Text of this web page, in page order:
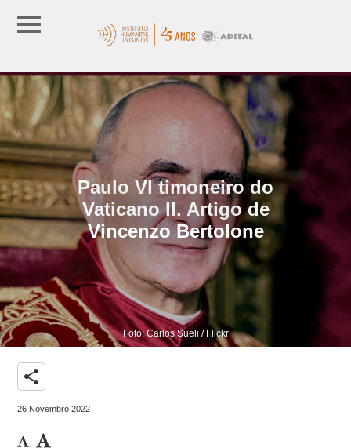
Paulo VI timoneiro do
Vaticano II. Artigo de
Vincenzo Bertolone
Foto: Carlos Sueli / Flickr
share
26 Novembro 2022